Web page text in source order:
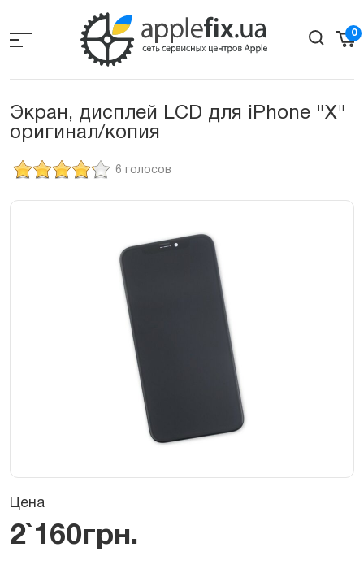
the
0
Экран, дисплей LCD для iPhone "X"
оригинал/копия
6 голосов
Цена
2`160грн.